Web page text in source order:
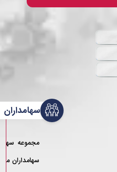
سهامداران
مجموعه
سهامداران